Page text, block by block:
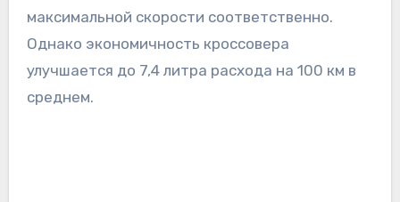
максимальной скорости соответственно.
Однако экономичность кроссовера
улучшается до 7,4 литра расхода на 100 км в
среднем.